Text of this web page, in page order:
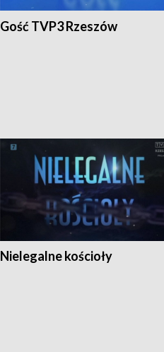
Gość TVP3 Rzeszów
Nielegalne kościoły